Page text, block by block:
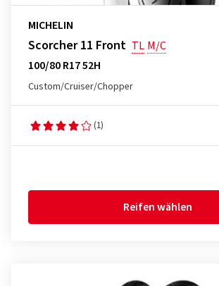
MICHELIN
Scorcher 11 Front TL M/C
100/80 R17 52H
Custom/Cruiser/Chopper
(1)
Reifen wählen